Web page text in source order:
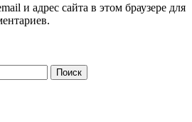
и адрес сайта в этом браузере для